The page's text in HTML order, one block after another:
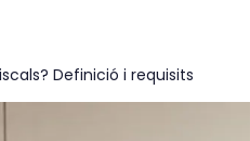
Definició i requisits